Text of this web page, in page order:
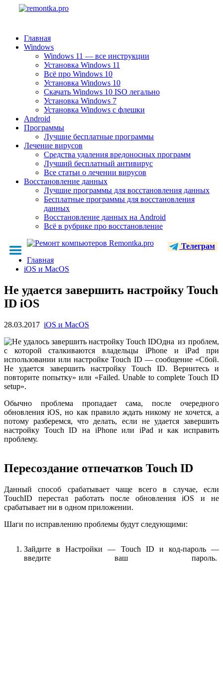
Главная
Windows
Windows 11 — все инструкции
Установка Windows 11
Всё про Windows 10
Установка Windows 10
Скачать Windows 10 ISO легально
Установка Windows 7
Установка Windows с флешки
Android
Программы
Лучшие бесплатные программы
Лечение вирусов
Средства удаления вредоносных программ
Лучший бесплатный антивирус
Все статьи о лечении вирусов
Восстановление данных
Лучшие программы для восстановления данных
Бесплатные программы для восстановления
данных
Восстановление данных на Android
Всё в рубрике про восстановление
Телеграм
Главная
iOS и MacOS
Не удается завершить настройку Touch
ID iOS
28.03.2017 iOS и MacOS
Одна из проблем,
с которой сталкиваются владельцы iPhone и iPad при
использовании или настройке Touch ID — сообщение «Сбой.
Не удается завершить настройку Touch ID. Вернитесь и
повторите попытку» или «Failed. Unable to complete Touch ID
setup».
Обычно проблема пропадает сама, после очередного
обновления iOS, но как правило ждать никому не хочется, а
потому разберемся, что делать, если не удается завершить
настройку Touch ID на iPhone или iPad и как исправить
проблему.
Пересоздание отпечатков Touch ID
Данный способ срабатывает чаще всего в случае, если
TouchID перестал работать после обновления iOS и не
срабатывает ни в одном приложении.
Шаги по исправлению проблемы будут следующими:
Зайдите в Настройки — Touch ID и код-пароль —
введите ваш пароль.